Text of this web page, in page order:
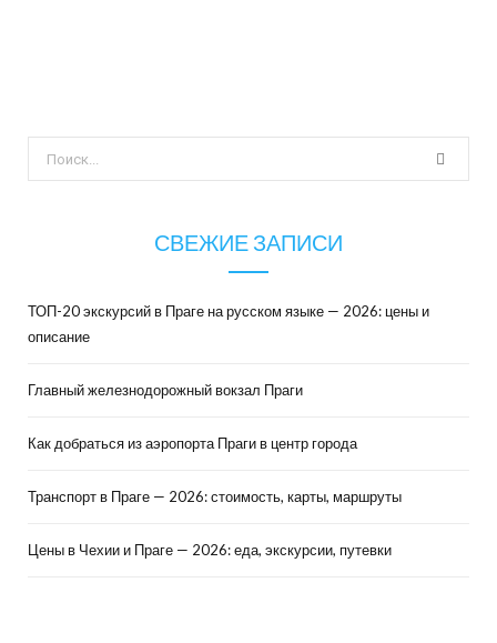
для:
СВЕЖИЕ ЗАПИСИ
ТОП-20 экскурсий в Праге на русском языке — 2026: цены и
описание
Главный железнодорожный вокзал Праги
Как добраться из аэропорта Праги в центр города
Транспорт в Праге — 2026: стоимость, карты, маршруты
Цены в Чехии и Праге — 2026: еда, экскурсии, путевки